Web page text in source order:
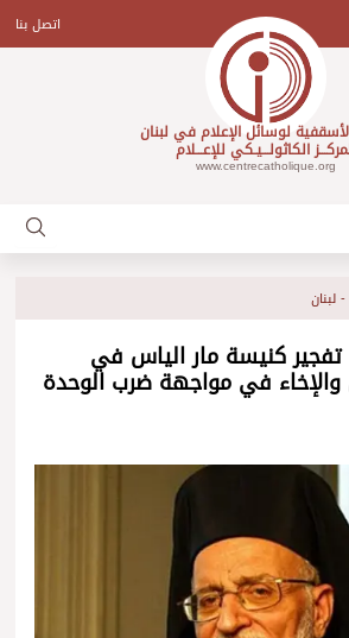
اتصل بنا
لوسائل الإعلام في لبنان
الكاثولـــيـكي للإعـــلام
www.centrecatholique.org
لبنان
تفجير كنيسة مار الياس في
في مواجهة ضرب الوحدة